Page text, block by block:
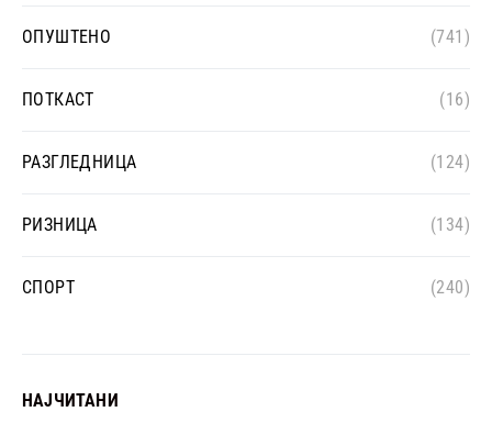
ОПУШТЕНО (741)
ПОТКАСТ (16)
РАЗГЛЕДНИЦА (124)
РИЗНИЦА (134)
СПОРТ (240)
НАЈЧИТАНИ